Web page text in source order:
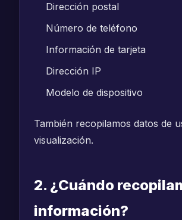
Dirección postal
Número de teléfono
Información de tarjeta
Dirección IP
Modelo de dispositivo
También recopilamos datos de
visualización.
2. ¿Cuándo
información?